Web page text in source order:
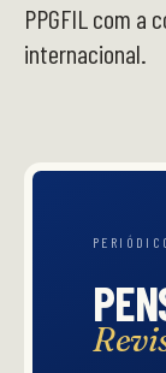
PPGFIL com a
internacional.